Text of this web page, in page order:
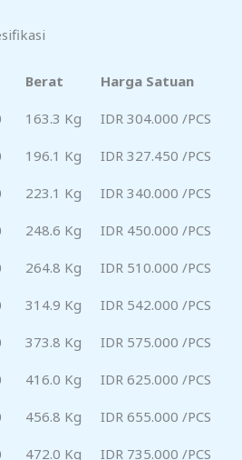
Berat Harga Satuan
163.3 Kg IDR 304.000 /PCS
196.1 Kg IDR 327.450 /PCS
223.1 Kg IDR 340.000 /PCS
248.6 Kg IDR 450.000 /PCS
264.8 Kg IDR 510.000 /PCS
314.9 Kg IDR 542.000 /PCS
373.8 Kg IDR 575.000 /PCS
416.0 Kg IDR 625.000 /PCS
456.8 Kg IDR 655.000 /PCS
472.0 Kg IDR 735.000 /PCS